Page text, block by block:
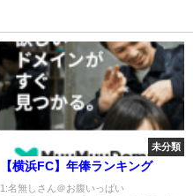
未分類
【横浜FC】年俸ランキング
1:名無しさん＠お腹いっぱい